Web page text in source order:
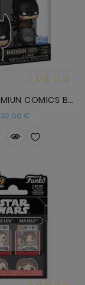
FUNKO PREMIUN COMICS BATMAN CON LUCES Y SONIDO
32,00 €